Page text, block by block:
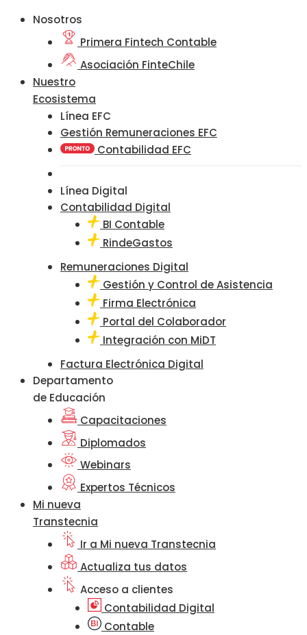
Nosotros
Primera Fintech Contable
Asociación FinteChile
Nuestro
Ecosistema
Línea EFC
Gestión Remuneraciones EFC
Contabilidad EFC
Línea Digital
Contabilidad Digital
BI Contable
RindeGastos
Remuneraciones Digital
Gestión y Control de Asistencia
Firma Electrónica
Portal del Colaborador
Integración con MiDT
Factura Electrónica Digital
Departamento
de Educación
Capacitaciones
Diplomados
Webinars
Expertos Técnicos
Mi nueva
Transtecnia
Ir a Mi nueva Transtecnia
Actualiza tus datos
Acceso a clientes
Contabilidad Digital
Contable